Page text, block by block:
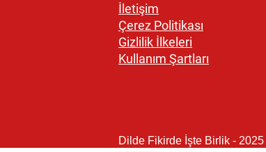
İletişim
Çerez Politikası
Gizlilik İlkeleri
Kullanım Şartları
Dilde Fikirde İşte Birlik - 2025